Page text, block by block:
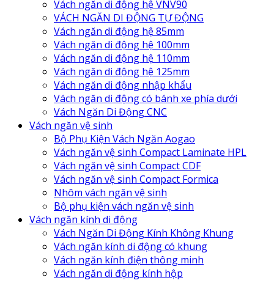
Vách ngăn di động hệ VNV90
VÁCH NGĂN DI ĐỘNG TỰ ĐỘNG
Vách ngăn di động hệ 85mm
Vách ngăn di động hệ 100mm
Vách ngăn di động hệ 110mm
Vách ngăn di động hệ 125mm
Vách ngăn di động nhập khẩu
Vách ngăn di động có bánh xe phía dưới
Vách Ngăn Di Động CNC
Vách ngăn vệ sinh
Bộ Phụ Kiện Vách Ngăn Aogao
Vách ngăn vệ sinh Compact Laminate HPL
Vách ngăn vệ sinh Compact CDF
Vách ngăn vệ sinh Compact Formica
Nhôm vách ngăn vệ sinh
Bộ phụ kiện vách ngăn vệ sinh
Vách ngăn kính di động
Vách Ngăn Di Động Kính Không Khung
Vách ngăn kính di động có khung
Vách ngăn kính điện thông minh
Vách ngăn di động kính hộp